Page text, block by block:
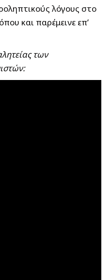
λόγους στο
και παρέμεινε επ’
των